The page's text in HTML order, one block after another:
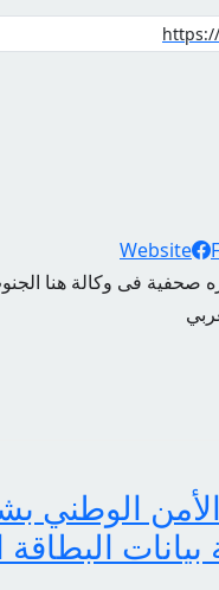
Website
فى وكالة هنا الجنوب
الوطني
البطاقة